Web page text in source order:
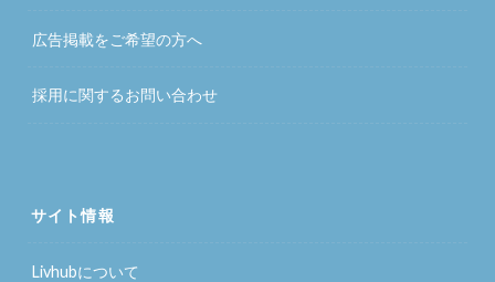
広告掲載をご希望の方へ
採用に関するお問い合わせ
サイト情報
Livhubについて